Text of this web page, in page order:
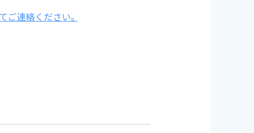
ご連絡ください。